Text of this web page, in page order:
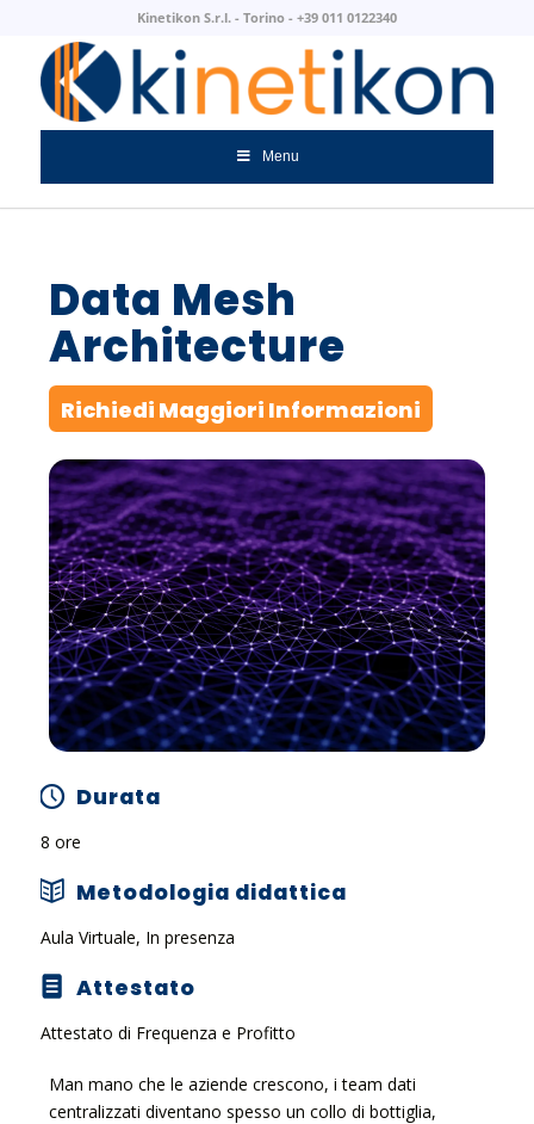
Kinetikon S.r.l. - Torino - +39 011 0122340
Menu
Data Mesh
Architecture
Richiedi Maggiori Informazioni
Durata
8 ore
Metodologia didattica
Aula Virtuale, In presenza
Attestato
Attestato di Frequenza e Profitto
Man mano che le aziende crescono, i team dati
centralizzati diventano spesso un collo di bottiglia,